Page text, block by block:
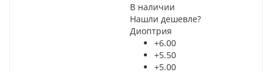
В наличии
Нашли дешевле?
Диоптрия
+6.00
+5.50
+5.00